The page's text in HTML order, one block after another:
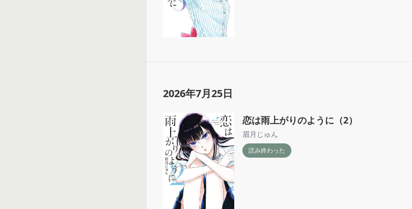
2026年7月25日
恋は雨上がりのように（2）
眉月じゅん
読み終わった